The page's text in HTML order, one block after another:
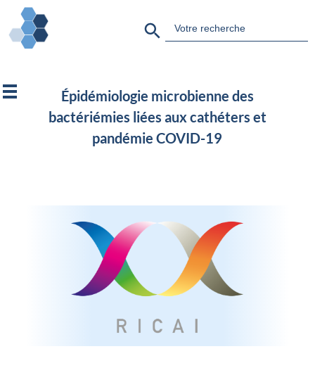
for:
Épidémiologie microbienne des
bactériémies liées aux cathéters et
pandémie COVID-19